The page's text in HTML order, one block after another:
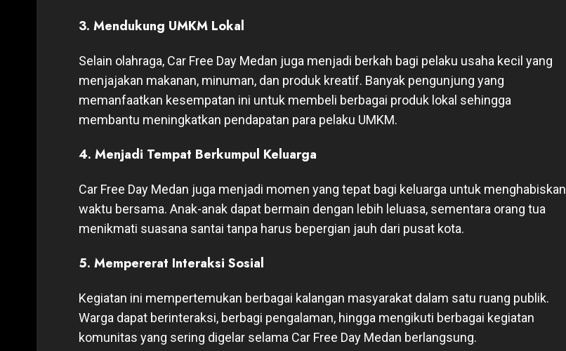
3. Mendukung UMKM Lokal
Selain olahraga, Car Free Day Medan juga menjadi berkah bagi pelaku usaha kecil yang
menjajakan makanan, minuman, dan produk kreatif. Banyak pengunjung yang
memanfaatkan kesempatan ini untuk membeli berbagai produk lokal sehingga
membantu meningkatkan pendapatan para pelaku UMKM.
4. Menjadi Tempat Berkumpul Keluarga
Car Free Day Medan juga menjadi momen yang tepat bagi keluarga untuk menghabiskan
waktu bersama. Anak-anak dapat bermain dengan lebih leluasa, sementara orang tua
menikmati suasana santai tanpa harus bepergian jauh dari pusat kota.
5. Mempererat Interaksi Sosial
Kegiatan ini mempertemukan berbagai kalangan masyarakat dalam satu ruang publik.
Warga dapat berinteraksi, berbagi pengalaman, hingga mengikuti berbagai kegiatan
komunitas yang sering digelar selama Car Free Day Medan berlangsung.